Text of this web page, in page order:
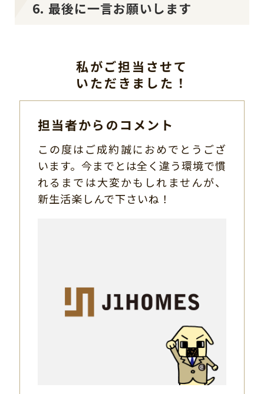
6. 最後に一言お願いします
私がご担当させて
いただきました！
担当者からのコメント
この度はご成約誠におめでとうござ
います。今までとは全く違う環境で慣
れるまでは大変かもしれませんが、
新生活楽しんで下さいね！